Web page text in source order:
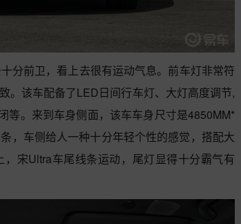
分前卫，看上去很有运动气息。前车灯非常符
。该车配备了LED日间行车灯、大灯高度调节,
等。来到车身侧面，该车车身尺寸是4850MM*
，车侧给人一种十分年轻个性的感觉，搭配大
宋Ultra车尾线条运动，尾灯显得十分霸气有